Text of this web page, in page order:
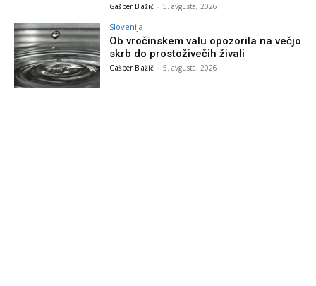
Gašper Blažič - 5. avgusta, 2026
Slovenija
Ob vročinskem valu opozorila na večjo
skrb do prostoživečih živali
Gašper Blažič - 5. avgusta, 2026